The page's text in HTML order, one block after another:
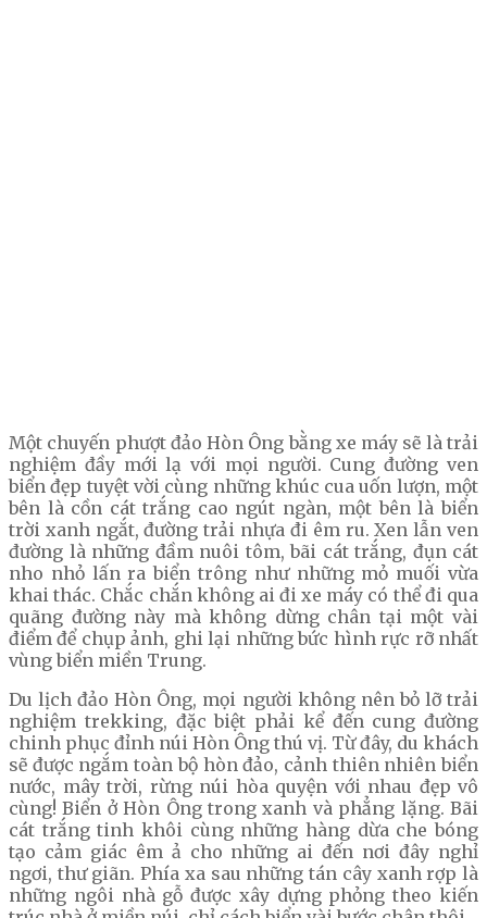
Một chuyến phượt đảo Hòn Ông bằng xe máy sẽ là trải
nghiệm đầy mới lạ với mọi người. Cung đường ven
biển đẹp tuyệt vời cùng những khúc cua uốn lượn, một
bên là cồn cát trắng cao ngút ngàn, một bên là biển
trời xanh ngắt, đường trải nhựa đi êm ru. Xen lẫn ven
đường là những đầm nuôi tôm, bãi cát trắng, đụn cát
nho nhỏ lấn ra biển trông như những mỏ muối vừa
khai thác. Chắc chắn không ai đi xe máy có thể đi qua
quãng đường này mà không dừng chân tại một vài
điểm để chụp ảnh, ghi lại những bức hình rực rỡ nhất
vùng biển miền Trung.
Du lịch đảo Hòn Ông, mọi người không nên bỏ lỡ trải
nghiệm trekking, đặc biệt phải kể đến cung đường
chinh phục đỉnh núi Hòn Ông thú vị. Từ đây, du khách
sẽ được ngắm toàn bộ hòn đảo, cảnh thiên nhiên biển
nước, mây trời, rừng núi hòa quyện với nhau đẹp vô
cùng! Biển ở Hòn Ông trong xanh và phẳng lặng. Bãi
cát trắng tinh khôi cùng những hàng dừa che bóng
tạo cảm giác êm ả cho những ai đến nơi đây nghỉ
ngơi, thư giãn. Phía xa sau những tán cây xanh rợp là
những ngôi nhà gỗ được xây dựng phỏng theo kiến